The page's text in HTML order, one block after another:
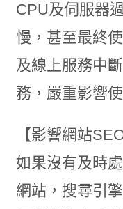
CPU及伺服器
慢，甚至最終
及線上服務中
務，嚴重影響
【影響網站
如果沒有及時
網站，搜尋引